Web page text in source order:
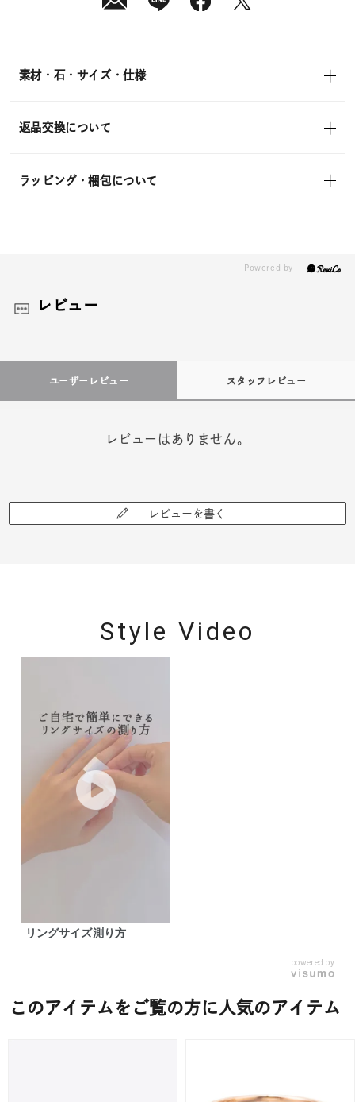
素材・石・サイズ・仕様
返品交換について
ラッピング・梱包について
レビュー
ユーザーレビュー スタッフレビュー
レビューはありません。
レビューを書く
Style Video
リングサイズ測り方
powered by
このアイテムをご覧の方に人気のアイテム